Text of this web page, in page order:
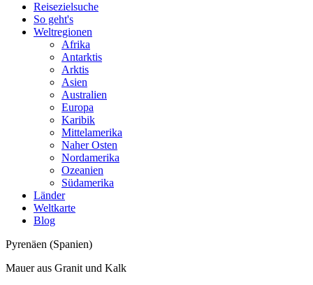
Reisezielsuche
So geht's
Weltregionen
Afrika
Antarktis
Arktis
Asien
Australien
Europa
Karibik
Mittelamerika
Naher Osten
Nordamerika
Ozeanien
Südamerika
Länder
Weltkarte
Blog
Pyrenäen (Spanien)
Mauer aus Granit und Kalk